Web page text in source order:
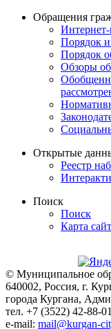
Обращения
Порядок
Порядок
Обзоры
Открытые
Реестр
Поиск
Поиск
Карта
© Муниципальное
640002, Россия, г.
города Кургана,
тел. +7 (3522) 42-88-
e-mail: mail@kurgan-